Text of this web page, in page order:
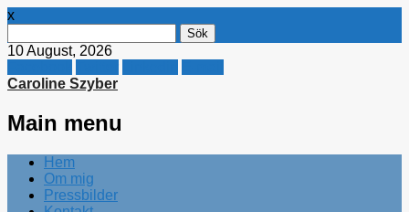
x
efter:
10 August, 2026
Caroline Szyber
Main menu
Skip
content
Hem
Om mig
Pressbilder